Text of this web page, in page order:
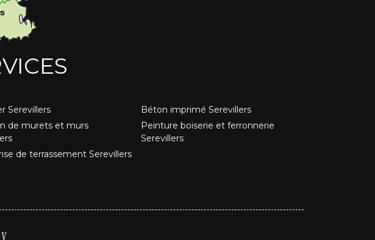
Serevillers
de murets et murs
de terrassement Serevillers
Béton imprimé Serevillers
Peinture boiserie et ferronnerie
Serevillers